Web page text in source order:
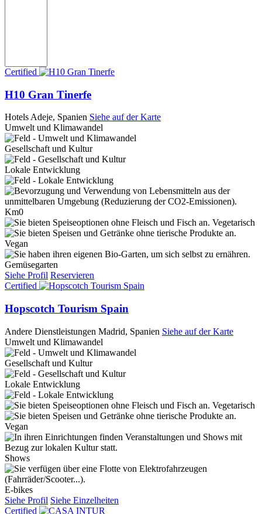
Certified
H10 Gran Tinerfe
Hotels Adeje, Spanien Siehe auf der Karte
Umwelt und Klimawandel
Gesellschaft und Kultur
Lokale Entwicklung
Km0
Vegetarisch
Vegan
Gemüsegarten
Siehe Profil Reservieren
Certified
Hopscotch Tourism Spain
Andere Dienstleistungen Madrid, Spanien Siehe auf der Karte
Umwelt und Klimawandel
Gesellschaft und Kultur
Lokale Entwicklung
Vegetarisch
Vegan
Shows
E-bikes
Siehe Profil Siehe Einzelheiten
Certified